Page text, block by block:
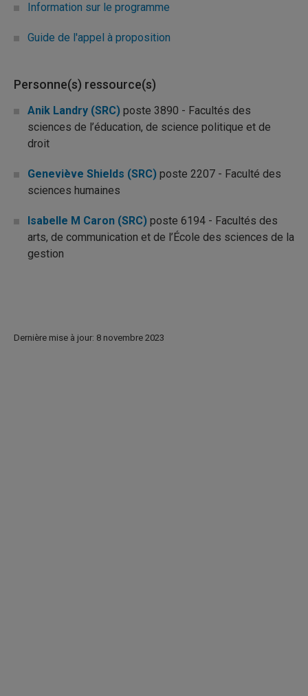
Information sur le programme
Guide de l'appel à proposition
Personne(s) ressource(s)
Anik Landry (SRC) poste 3890 - Facultés des
sciences de l’éducation, de science politique et de
droit
Geneviève Shields (SRC) poste 2207 - Faculté des
sciences humaines
Isabelle M Caron (SRC) poste 6194 - Facultés des
arts, de communication et de l’École des sciences de la
gestion
Dernière mise à jour: 8 novembre 2023